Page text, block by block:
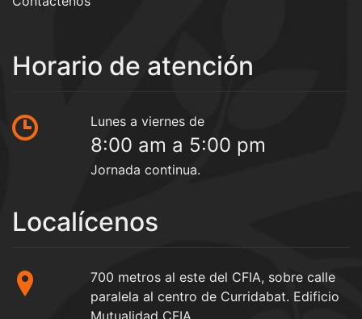
Horario de atención
Lunes a viernes de
8:00 am a 5:00 pm
Jornada continua.
Localícenos
700 metros al este del CFIA, sobre calle
paralela al centro de Curridabat. Edificio
Mutualidad CFIA.